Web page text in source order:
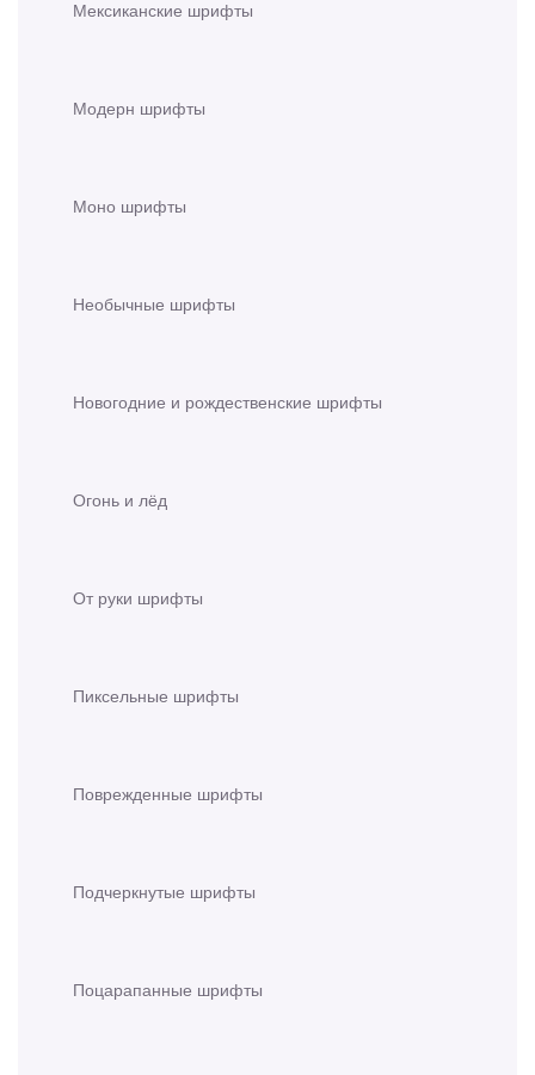
Мексиканские шрифты
Модерн шрифты
Моно шрифты
Необычные шрифты
Новогодние и рождественские шрифты
Огонь и лёд
От руки шрифты
Пиксельные шрифты
Поврежденные шрифты
Подчеркнутые шрифты
Поцарапанные шрифты